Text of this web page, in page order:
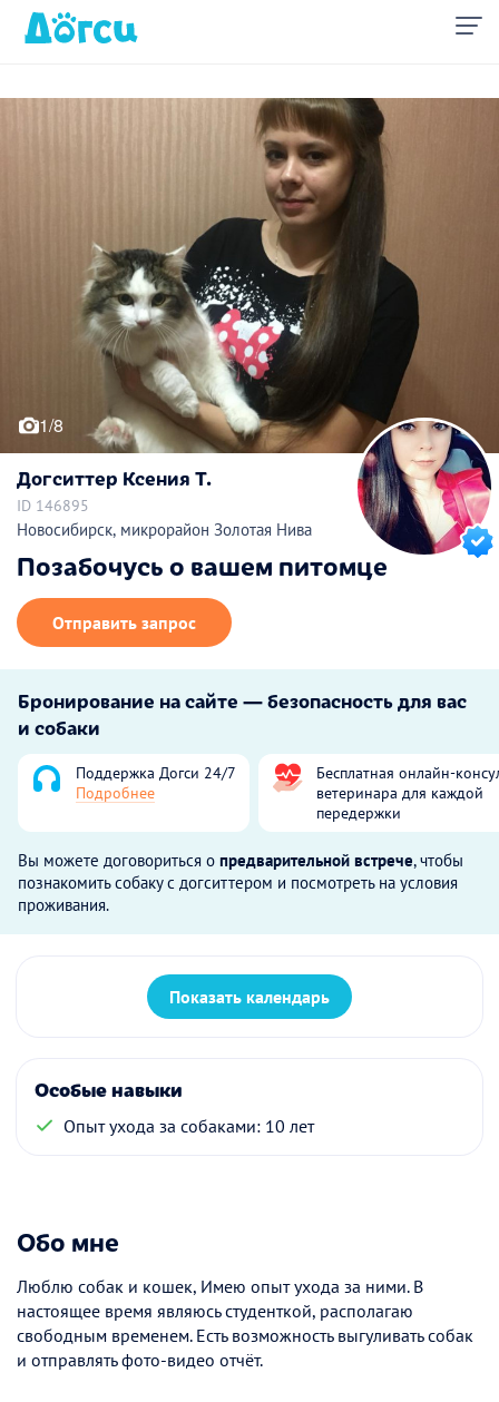
1/8
Догситтер Ксения Т.
ID 146895
Новосибирск, микрорайон Золотая Нива
Позабочусь о вашем питомце
Отправить запрос
Бронирование на сайте — безопасность для вас
и собаки
Поддержка Догси 24/7
Подробнее
Бесплатная онлайн-
ветеринара для каждой
передержки
Вы можете договориться о предварительной встрече, чтобы
познакомить собаку с догситтером и посмотреть на условия
проживания.
Показать календарь
Особые навыки
Опыт ухода за собаками: 10 лет
Обо мне
Люблю собак и кошек, Имею опыт ухода за ними. В
настоящее время являюсь студенткой, располагаю
свободным временем. Есть возможность выгуливать собак
и отправлять фото-видео отчёт.